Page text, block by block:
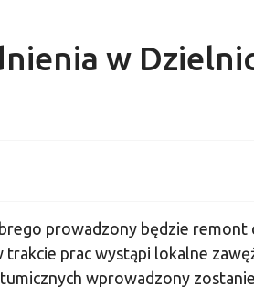
w
prowadzony będzie remont
trakcie prac wystąpi lokalne
wprowadzony